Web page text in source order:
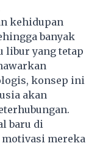
kehidupan
banyak
libur yang tetap
konsep ini
akan
baru di
mereka